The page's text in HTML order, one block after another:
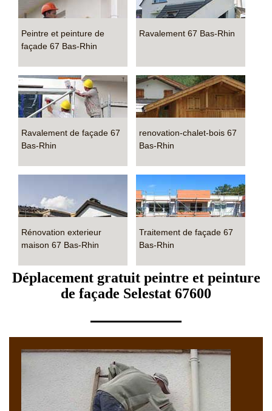
Peintre et peinture de
façade 67 Bas-Rhin
Ravalement 67 Bas-Rhin
Ravalement de façade 67
Bas-Rhin
renovation-chalet-bois 67
Bas-Rhin
Rénovation exterieur
maison 67 Bas-Rhin
Traitement de façade 67
Bas-Rhin
Déplacement gratuit peintre et peinture
de façade Selestat 67600